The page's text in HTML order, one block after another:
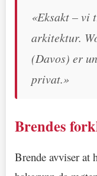
«Eksakt – vi
arkitektur.
(Davos) er
privat.»
Brendes
Brende avviser at